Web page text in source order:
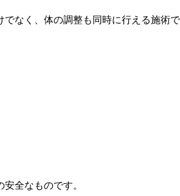
なく、体の調整も同時に行える施術で
全なものです。